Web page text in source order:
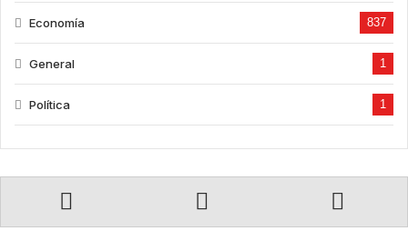
Economía 837
General 1
Política 1